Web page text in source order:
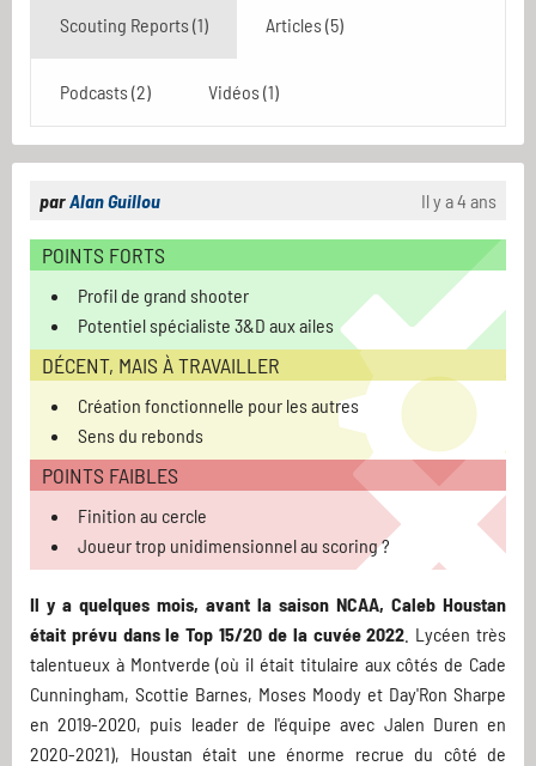
Scouting Reports (1) Articles (5)
Podcasts (2) Vidéos (1)
parAlan Guillou Il y a 4 ans
POINTS FORTS
Profil de grand shooter
Potentiel spécialiste 3&D aux ailes
DÉCENT, MAIS À TRAVAILLER
Création fonctionnelle pour les autres
Sens du rebonds
POINTS FAIBLES
Finition au cercle
Joueur trop unidimensionnel au scoring ?
Il y a quelques mois, avant la saison NCAA, Caleb Houstan
était prévu dans le Top 15/20 de la cuvée 2022 . Lycéen très
talentueux à Montverde (où il était titulaire aux côtés de Cade
Cunningham, Scottie Barnes, Moses Moody et Day'Ron Sharpe
en 2019-2020, puis leader de l'équipe avec Jalen Duren en
2020-2021), Houstan était une énorme recrue du côté de